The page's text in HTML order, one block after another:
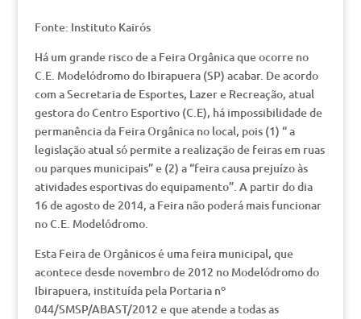
Fonte: Instituto Kairós
Há um grande risco de a Feira Orgânica que ocorre no
C.E. Modelódromo do Ibirapuera (SP) acabar. De acordo
com a Secretaria de Esportes, Lazer e Recreação, atual
gestora do Centro Esportivo (C.E), há impossibilidade de
permanência da Feira Orgânica no local, pois (1) “ a
legislação atual só permite a realização de feiras em ruas
ou parques municipais” e (2) a “feira causa prejuízo às
atividades esportivas do equipamento”. A partir do dia
16 de agosto de 2014, a Feira não poderá mais funcionar
no C.E. Modelódromo.
Esta Feira de Orgânicos é uma feira municipal, que
acontece desde novembro de 2012 no Modelódromo do
Ibirapuera, instituída pela Portaria nº
044/SMSP/ABAST/2012 e que atende a todas as